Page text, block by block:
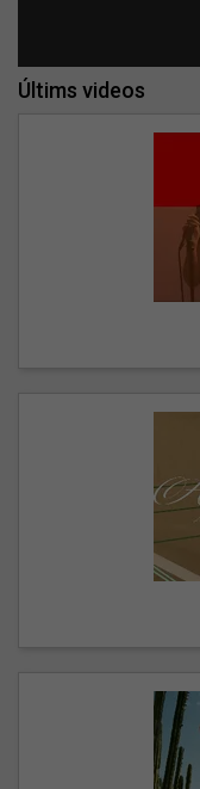
Últims videos